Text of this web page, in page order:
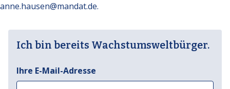
anne.hausen@mandat.de.
Ich bin bereits Wachstumsweltbürger.
Ihre E-Mail-Adresse